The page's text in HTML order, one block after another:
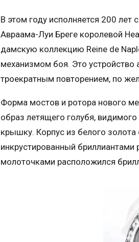
В этом году исполняется 200 лет
Авраама-Луи Бреге королевой
дамскую коллекцию Reine de
механизмом боя. Это
троекратным повторением, по
Форма мостов и ротора нового
образ летящего голубя,
крышку. Корпус из белого
инкрустированный
молоточками расположился